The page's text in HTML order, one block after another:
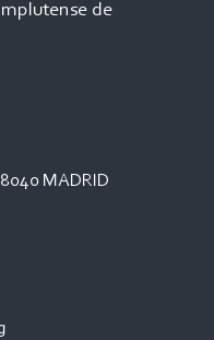
de
MADRID